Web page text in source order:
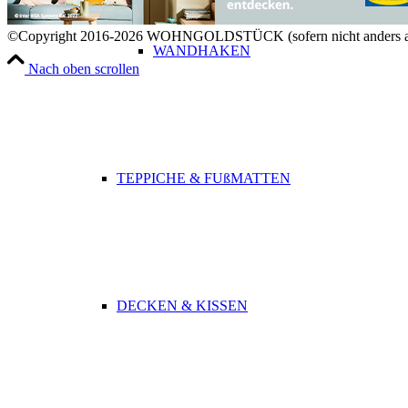
WANDHAKEN
TEPPICHE & FUßMATTEN
DECKEN & KISSEN
©Copyright 2016-2026 WOHNGOLDSTÜCK (sofern nicht anders
Nach oben scrollen